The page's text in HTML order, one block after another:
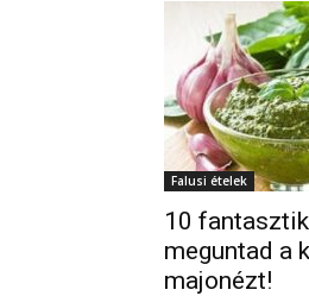
Falusi ételek
10
meguntad a
majonézt!